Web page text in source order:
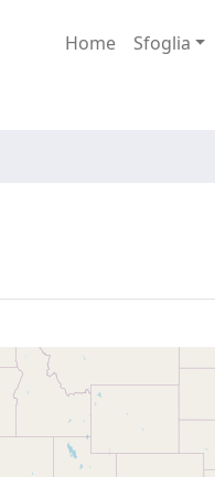
Home Sfoglia